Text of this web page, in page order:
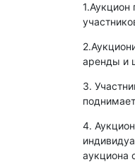
1.Аукцион
аренды и
3.
4.
аукциона